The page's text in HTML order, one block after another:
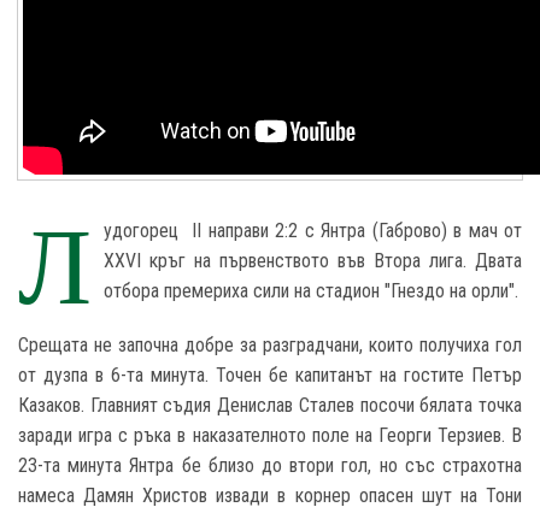
Л
удогорец II направи 2:2 с Янтра (Габрово) в мач от
XXVI кръг на първенството във Втора лига. Двата
отбора премериха сили на стадион "Гнездо на орли".
Срещата не започна добре за разградчани, които получиха гол
от дузпа в 6-та минута. Точен бе капитанът на гостите Петър
Казаков. Главният съдия Денислав Сталев посочи бялата точка
заради игра с ръка в наказателното поле на Георги Терзиев. В
23-та минута Янтра бе близо до втори гол, но със страхотна
намеса Дамян Христов извади в корнер опасен шут на Тони